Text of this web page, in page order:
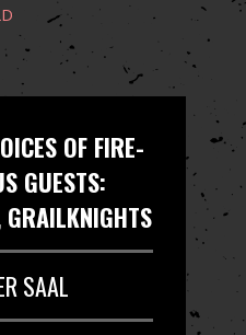
OF FIRE-
GUESTS:
GRAILKNIGHTS
SAAL